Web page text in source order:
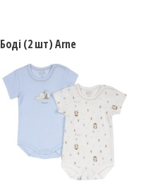
Боді (2 шт) Arne